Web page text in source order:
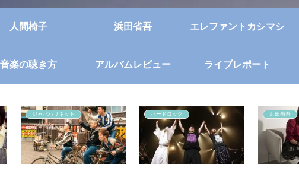
人間椅子 浜田省吾 エレファントカシマシ
音楽の聴き方 アルバムレビュー ライブレポート
ジャパハリネット ハードロック 浜田省吾